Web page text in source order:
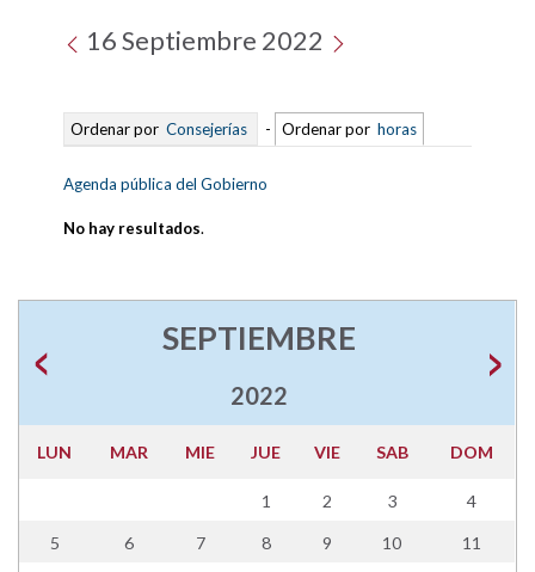
16 Septiembre 2022
Ordenar por Consejerías - Ordenar por horas
Agenda pública del Gobierno
No hay resultados.
SEPTIEMBRE
2022
LUN MAR MIE JUE VIE SAB DOM
1 2 3 4
5 6 7 8 9 10 11